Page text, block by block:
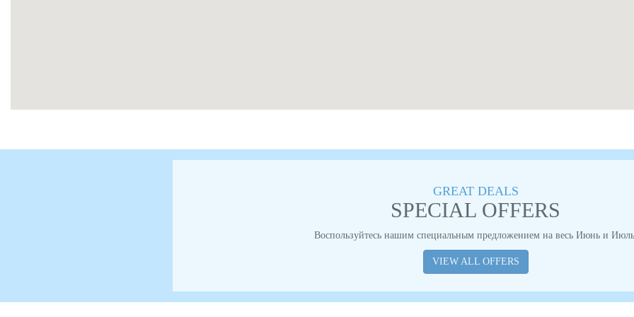
GREAT DEALS
SPECIAL OFFERS
Воспользуйтесь нашим специальным предложением на весь Июнь и
VIEW ALL OFFERS